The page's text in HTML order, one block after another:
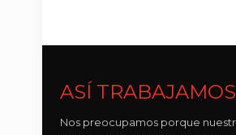
ASÍ TRABAJAMOS
Nos preocupamos porque